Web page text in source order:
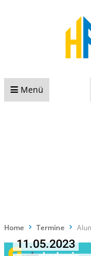
Menü
Home Termine
11.05.2023